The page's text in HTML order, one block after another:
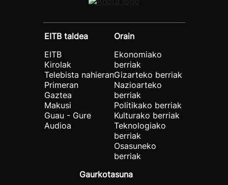
EITB taldea
EITB
Kirolak
Telebista nahieran
Primeran
Gaztea
Makusi
Guau - Gure
Audioa
Orain
Ekonomiako
berriak
Gizarteko berriak
Nazioarteko
berriak
Politikako berriak
Kulturako berriak
Teknologiako
berriak
Osasuneko
berriak
Gaurkotasuna